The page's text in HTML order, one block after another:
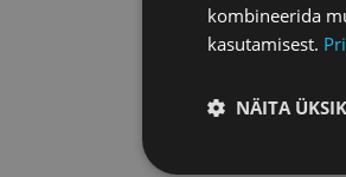
kombineerida
kasutamisest.
NÄITA